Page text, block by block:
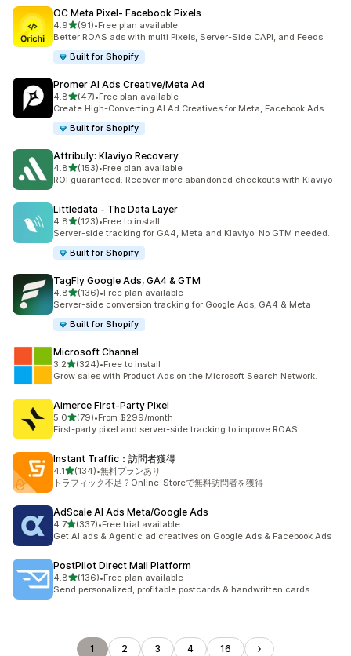
OC Meta Pixel‑ Facebook Pixels
4.95つ星中
(91)
合計レビュー数：91件
•Free plan available
Better ROAS ads with multi Pixels, Server-Side CAPI, and Feeds
Built for Shopify
Promer AI Ads Creative/Meta Ad
4.85つ星中
(47)
合計レビュー数：47件
•Free plan available
Create High-Converting AI Ad Creatives for Meta, Facebook Ads
Built for Shopify
Attribuly: Klaviyo Recovery
4.85つ星中
(153)
合計レビュー数：153件
•Free plan available
ROI guaranteed. Recover more abandoned checkouts with Klaviyo
Littledata ‑ The Data Layer
4.85つ星中
(123)
合計レビュー数：123件
•Free to install
Server-side tracking for GA4, Meta and Klaviyo. No GTM needed.
Built for Shopify
TagFly Google Ads, GA4 & GTM
4.85つ星中
(136)
合計レビュー数：136件
•Free plan available
Server-side conversion tracking for Google Ads, GA4 & Meta
Built for Shopify
Microsoft Channel
3.25つ星中
(324)
合計レビュー数：324件
•Free to install
Grow sales with Product Ads on the Microsoft Search Network.
Aimerce First‑Party Pixel
5.05つ星中
(79)
合計レビュー数：79件
•From $299/month
First-party pixel and server-side tracking to improve ROAS.
Instant Traffic：訪問者獲得
4.15つ星中
(134)
合計レビュー数：134件
•無料プランあり
トラフィック不足？Online-Storeで無料訪問者を獲得
AdScale AI Ads Meta/Google Ads
4.75つ星中
(337)
合計レビュー数：337件
•Free trial available
Get AI ads & Agentic ad creatives on Google Ads & Facebook Ads
PostPilot Direct Mail Platform
4.85つ星中
(136)
合計レビュー数：136件
•Free plan available
Send personalized, profitable postcards & handwritten cards
1 2 3 4 16